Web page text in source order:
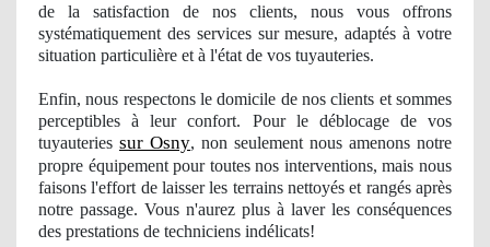
de la satisfaction de nos clients, nous vous offrons
systématiquement des services sur mesure, adaptés à votre
situation particulière et à l'état de vos tuyauteries.
Enfin, nous respectons le domicile de nos clients et sommes
perceptibles à leur confort. Pour le déblocagede vos
tuyauteries sur Osny, non seulement nous amenons notre
propre équipement pour toutes nos interventions, mais nous
faisons l'effort de laisser les terrains nettoyés et rangés après
notre passage. Vous n'aurez plus à laver les conséquences
des prestations de techniciens indélicats!